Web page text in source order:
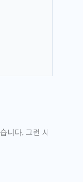
니다. 그런 시